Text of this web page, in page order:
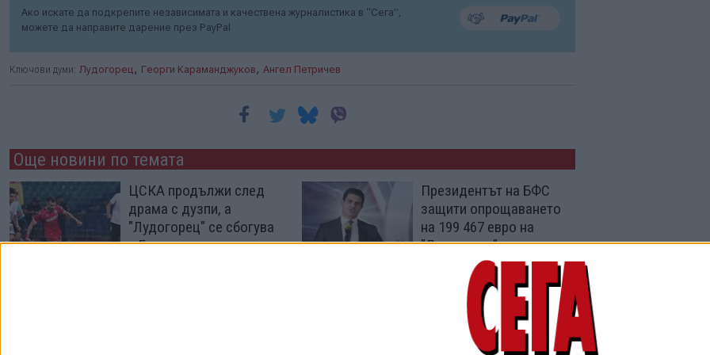
Ако искате да подкрепите независимата и качествена журналистика в “Сега”,
можете да направите дарение през PayPal
Ключови думи: Лудогорец , Георги Караманджуков , Ангел Петричев
Още новини по темата
ЦСКА продължи след
драма с дузпи, а
"Лудогорец" се сбогува
с Европа
Президентът на БФС
защити опрощаването
на 199 467 евро на
"Лудогорец"
27 Юли 2026
Безобразно слаб
"Лудогорец" загуби с